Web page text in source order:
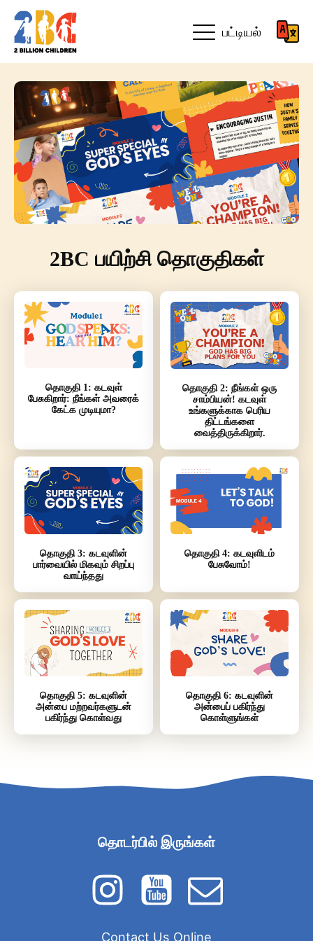
பட்டியல்
2BC பயிற்சி தொகுதிகள்
தொகுதி 1: கடவுள்
பேசுகிறார்: நீங்கள் அவரைக்
கேட்க முடியுமா?
தொகுதி 2: நீங்கள் ஒரு
சாம்பியன்! கடவுள்
உங்களுக்காக பெரிய
திட்டங்களை
வைத்திருக்கிறார்.
தொகுதி 3: கடவுளின்
பார்வையில் மிகவும் சிறப்பு
வாய்ந்தது
தொகுதி 4: கடவுளிடம்
பேசுவோம்!
தொகுதி 5: கடவுளின்
அன்பை மற்றவர்களுடன்
பகிர்ந்து கொள்வது
தொகுதி 6: கடவுளின்
அன்பைப் பகிர்ந்து
கொள்ளுங்கள்
தொடர்பில் இருங்கள்
Contact Us Online